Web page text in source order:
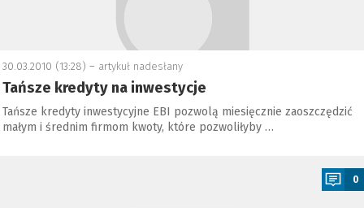
30.03.2010 (13:28) – artykuł nadesłany
Tańsze kredyty na inwestycje
Tańsze kredyty inwestycyjne EBI pozwolą miesięcznie zaoszczędzić
małym i średnim firmom kwoty, które pozwoliłyby …
0